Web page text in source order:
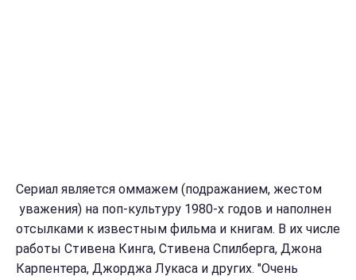
Сериал является оммажем (подражанием, жестом
уважения) на поп-культуру 1980-х годов и наполнен
отсылками к известным фильма и книгам. В их числе
работы Стивена Кинга, Стивена Спилберга, Джона
Карпентера, Джорджа Лукаса и других. "Очень